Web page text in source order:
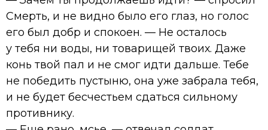
Смерть, и не видно было его глаз, но голос
его был добр и спокоен. — Не осталось
у тебя ни воды, ни товарищей твоих. Даже
конь твой пал и не смог идти дальше. Тебе
не победить пустыню, она уже забрала тебя,
и не будет бесчестьем сдаться сильному
противнику.